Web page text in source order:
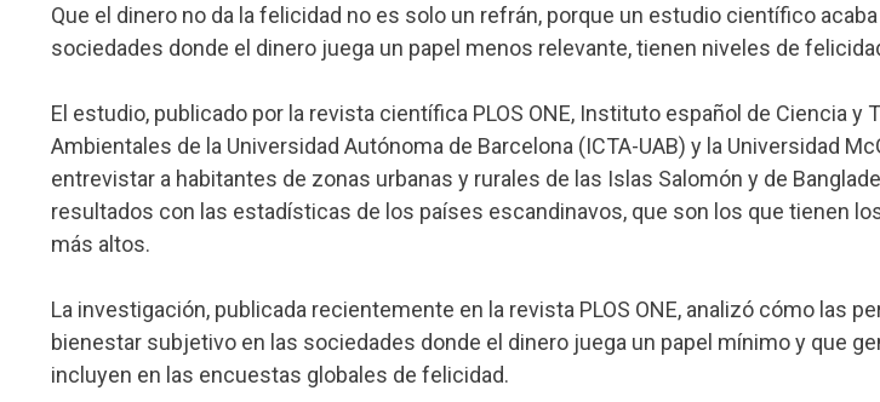
Que el dinero no da la felicidad no es solo un refrán, porque un estudio científico
sociedades donde el dinero juega un papel menos relevante, tienen niveles de
El estudio, publicado por la revista científica PLOS ONE, Instituto español de Ciencia y
Ambientales de la Universidad Autónoma de Barcelona (ICTA-UAB) y la Universidad
entrevistar a habitantes de zonas urbanas y rurales de las Islas Salomón y de
resultados con las estadísticas de los países escandinavos, que son los que tienen
más altos.
La investigación, publicada recientemente en la revista PLOS ONE, analizó cómo las
bienestar subjetivo en las sociedades donde el dinero juega un papel mínimo y que
incluyen en las encuestas globales de felicidad.